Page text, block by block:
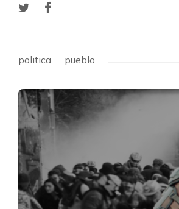
politica pueblo